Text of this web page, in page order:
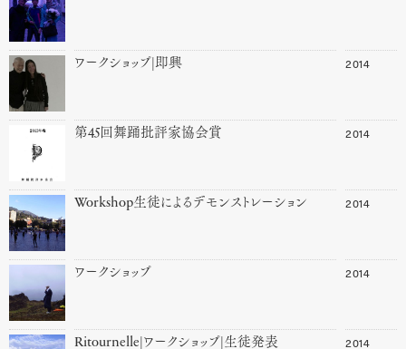
ワークショップ|即興 2014
第45回舞踊批評家協会賞 2014
Workshop生徒によるデモンストレーション 2014
ワークショップ 2014
Ritournelle|ワークショップ|生徒発表 2014